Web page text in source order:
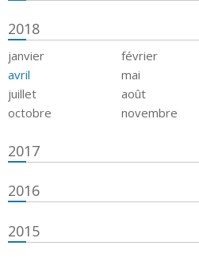
2018
janvier février
avril
mai
juillet
août
octobre
novembre
2017
2016
2015